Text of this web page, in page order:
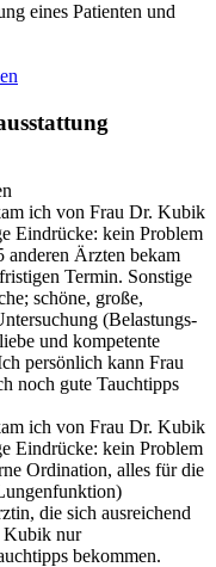
eines Patienten und
ich von Frau Dr. Kubik
Eindrücke: kein Problem
anderen Ärzten bekam
Termin. Sonstige
schöne, große,
(Belastungs-
und kompetente
persönlich kann Frau
noch gute Tauchtipps
ich von Frau Dr. Kubik
Eindrücke: kein Problem
Ordination, alles für die
die sich ausreichend
Kubik nur
bekommen.